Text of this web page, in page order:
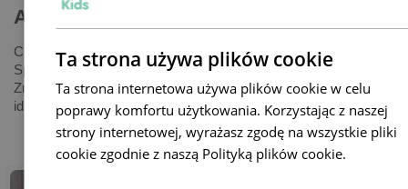
Aktualności
Chcesz stworzyć bezpieczny i inspirujący pokój dla dziecka?
Sprawdź nasze porady, inspiracje i praktyczne rozwiązania.
Znajdziesz tu wszystko, czego potrzebujesz, by urządzić
idealną przestrzeń dla swojej pociechy.
Ta strona używa plików cookie
Ta strona internetowa używa plików cookie w celu
poprawy komfortu użytkowania. Korzystając z naszej
strony internetowej, wyrażasz zgodę na wszystkie pliki
cookie zgodnie z naszą Polityką plików cookie.